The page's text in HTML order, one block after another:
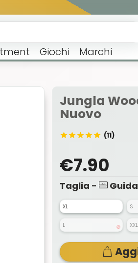
Giochi Marchi
Jungla
Nuovo
(11)
€7.90
Taglia -
XL S
L XXL